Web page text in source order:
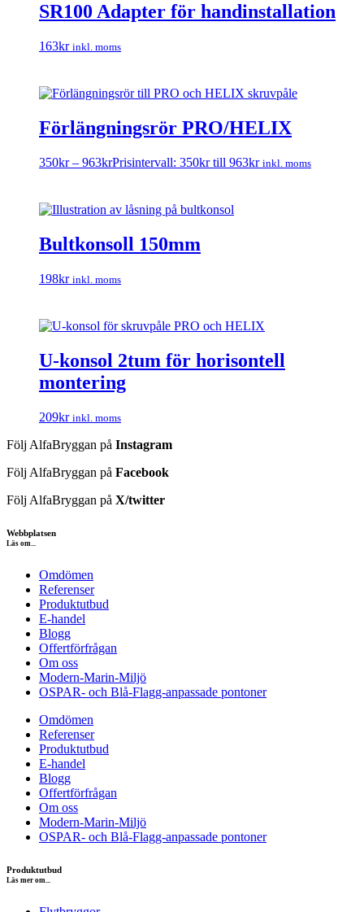
SR100 Adapter för handinstallation
163kr inkl. moms
Förlängningsrör PRO/HELIX
350kr – 963krPrisintervall: 350kr till 963kr inkl. moms
Bultkonsoll 150mm
198kr inkl. moms
U-konsol 2tum för horisontell
montering
209kr inkl. moms
Följ AlfaBryggan på Instagram
Följ AlfaBryggan på Facebook
Följ AlfaBryggan på X/twitter
Webbplatsen
Läs om...
Omdömen
Referenser
Produktutbud
E-handel
Blogg
Offertförfrågan
Om oss
Modern-Marin-Miljö
OSPAR- och Blå-Flagg-anpassade pontoner
Omdömen
Referenser
Produktutbud
E-handel
Blogg
Offertförfrågan
Om oss
Modern-Marin-Miljö
OSPAR- och Blå-Flagg-anpassade pontoner
Produktutbud
Läs mer om...